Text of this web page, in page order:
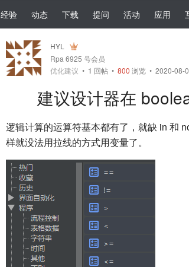
经验 动态 下载 提问 活动 应用
HYL
Rpa 6925 号会员
优化建议 • 1 回帖 • 800 浏览 • 2020-08-
建议设计器在
逻辑计算的运算符基本都有了，就缺 in 和
样就没法用拉线的方式用变量了。